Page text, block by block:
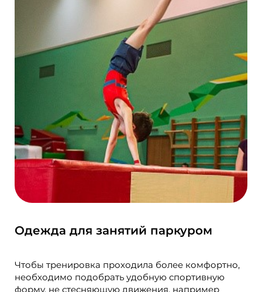
Одежда для занятий паркуром
Чтобы тренировка проходила более комфортно,
необходимо подобрать удобную спортивную
форму, не стесняющую движения, например